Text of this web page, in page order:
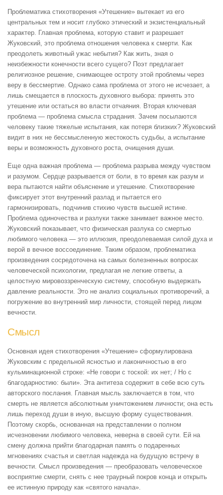
Проблематика стихотворения «Утешение» вытекает из его
центральных тем и носит глубоко этический и экзистенциальный
характер. Главная проблема, которую ставит и разрешает
Жуковский, это проблема отношения человека к смерти. Как
преодолеть животный ужас небытия? Как жить, зная о
неизбежности конечности всего сущего? Поэт предлагает
религиозное решение, снимающее остроту этой проблемы через
веру в бессмертие. Однако сама проблема от этого не исчезает, а
лишь смещается в плоскость духовного выбора: принять это
утешение или остаться во власти отчаяния. Вторая ключевая
проблема — проблема смысла страдания. Зачем посылаются
человеку такие тяжелые испытания, как потеря близких? Жуковский
видит в них не бессмысленную жестокость судьбы, а испытание
веры и возможность духовного роста, очищения души.
Еще одна важная проблема — проблема разрыва между чувством
и разумом. Сердце разрывается от боли, в то время как разум и
вера пытаются найти объяснение и утешение. Стихотворение
фиксирует этот внутренний разлад и пытается его
гармонизировать, подчинив стихию чувств высшей истине.
Проблема одиночества и разлуки также занимает важное место.
Жуковский показывает, что физическая разлука со смертью
любимого человека — это иллюзия, преодолеваемая силой духа и
верой в вечное воссоединение. Таким образом, проблематика
произведения сосредоточена на самых болезненных вопросах
человеческой психологии, предлагая не легкие ответы, а
целостную мировоззренческую систему, способную выдержать
давление реальности. Это не анализ социальных противоречий, а
погружение во внутренний мир личности, стоящей перед лицом
вечности.
Смысл
Основная идея стихотворения «Утешение» сформулирована
Жуковским с предельной ясностью и лаконичностью в его
кульминационной строке: «Не говори с тоской: их нет; / Но с
благодарностию: были». Эта антитеза содержит в себе всю суть
авторского послания. Главная мысль заключается в том, что
смерть не является абсолютным уничтожением личности; она есть
лишь переход души в иную, высшую форму существования.
Поэтому скорбь, основанная на представлении о полном
исчезновении любимого человека, неверна в своей сути. Ей на
смену должна прийти благодарная память о подаренных
мгновениях счастья и светлая надежда на будущую встречу в
вечности. Смысл произведения — преобразовать человеческое
восприятие смерти, снять с нее траурный покров конца и открыть
ее истинную природу как «святого начала».